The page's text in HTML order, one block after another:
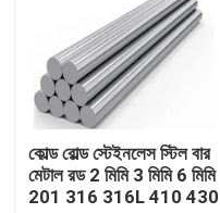
কোল্ড রোল্ড স্টেইনলেস স্টিল বার
মেটাল রড 2 মিমি 3 মিমি 6 মিমি
201 316 316L 410 430